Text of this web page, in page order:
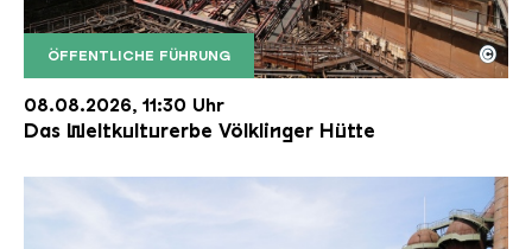
ÖFFENTLICHE FÜHRUNG
Der Erzschrägaufzug der Völklinger Hütte mit
Copyright: Weltkulturerbe Völklinger Hütte | Karl
©
08.08.2026, 11:30 Uhr
Das Weltkulturerbe Völklinger Hütte